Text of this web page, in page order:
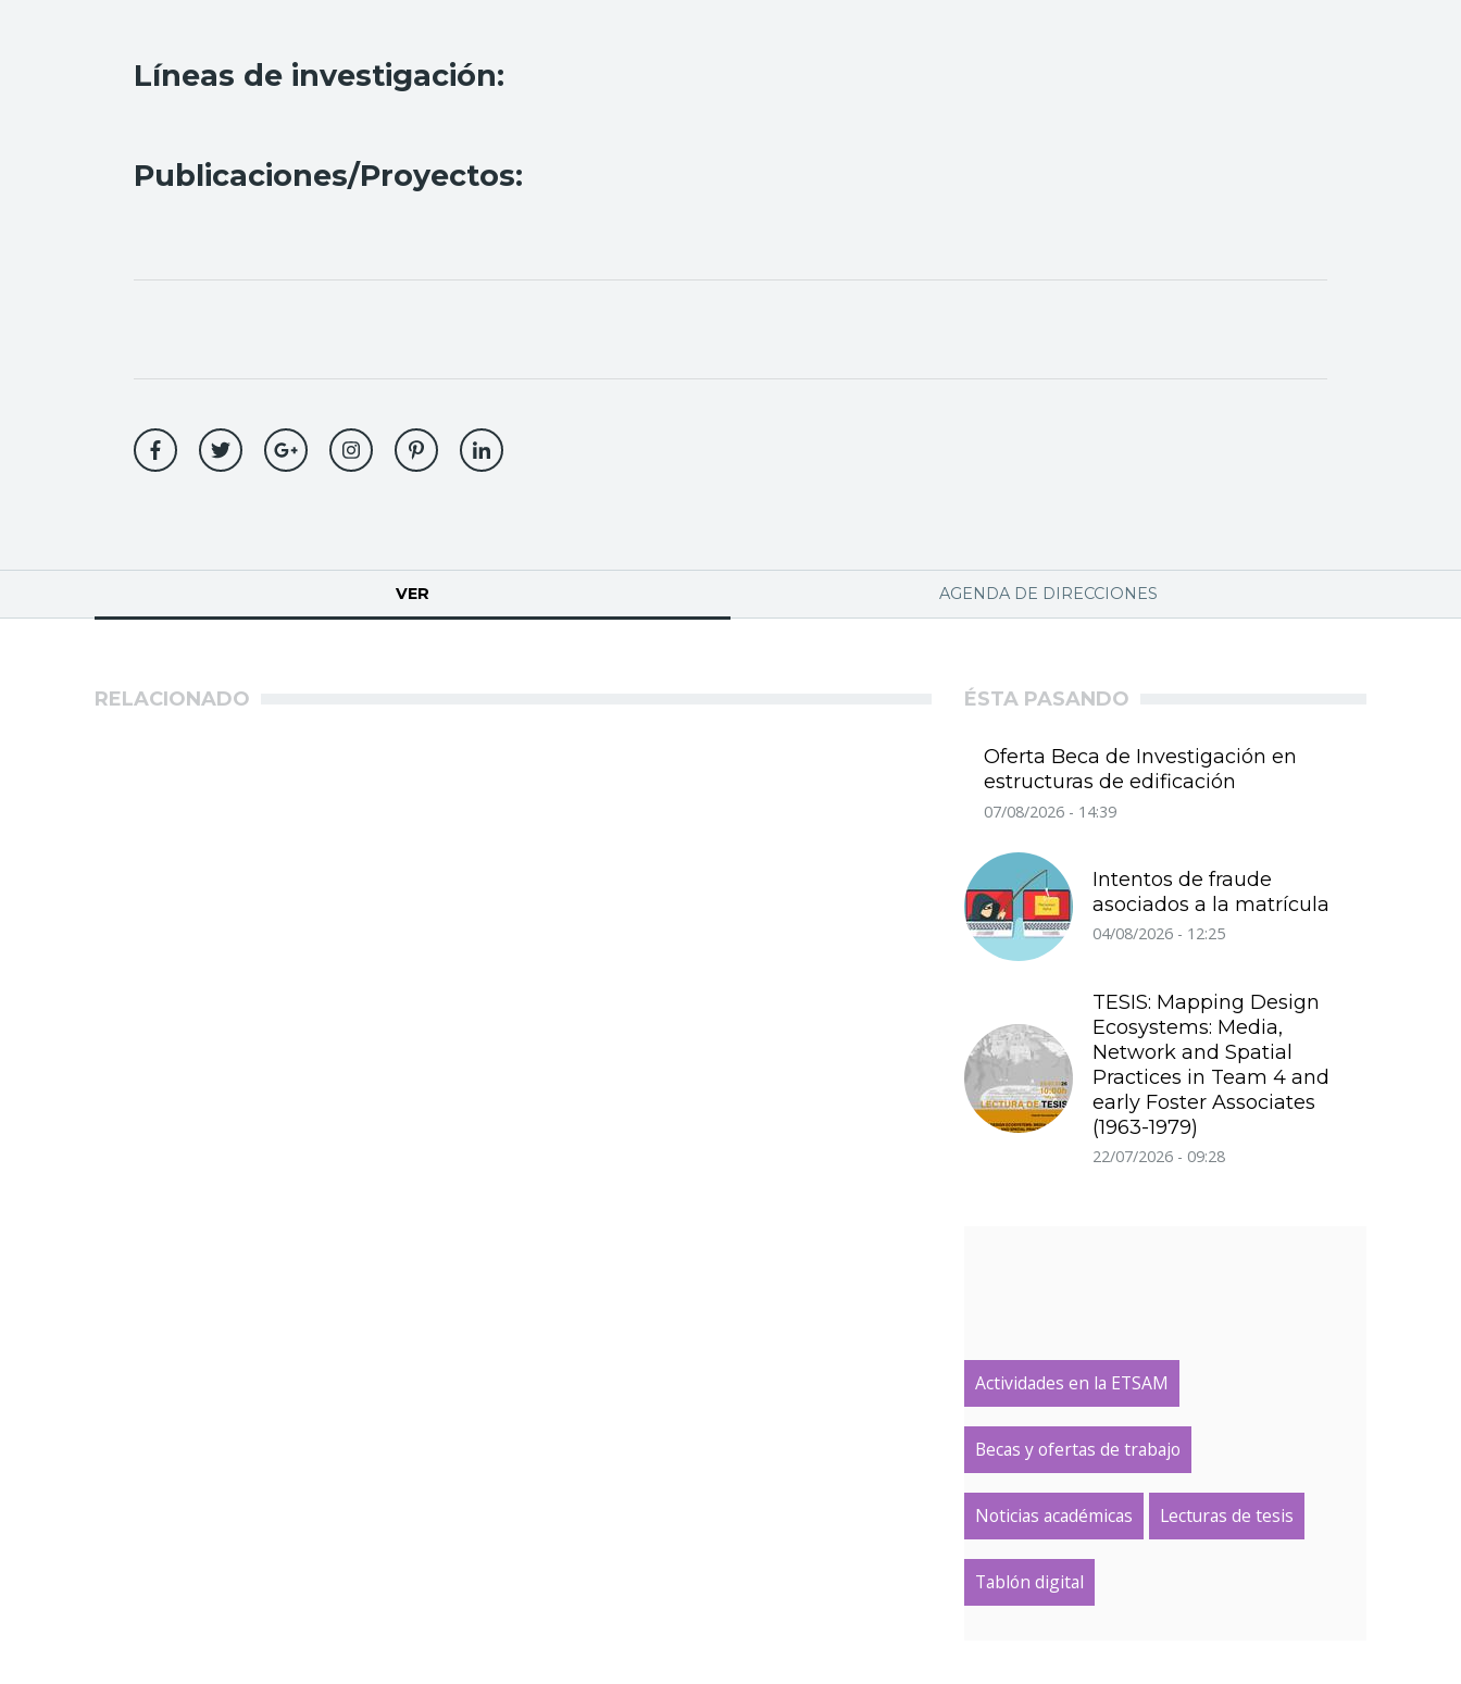
Líneas de investigación:
Publicaciones/Proyectos:
principales
VER AGENDA DE DIRECCIONES
RELACIONADO ÉSTA PASANDO
Oferta Beca de Investigación en
estructuras de edificación
07/08/2026 - 14:39
Intentos de fraude
asociados a la matrícula
04/08/2026 - 12:25
TESIS: Mapping Design
Ecosystems: Media,
Network and Spatial
Practices in Team 4 and
early Foster Associates
(1963-1979)
22/07/2026 - 09:28
Actividades en la ETSAM
Becas y ofertas de trabajo
Noticias académicas Lecturas de tesis
Tablón digital